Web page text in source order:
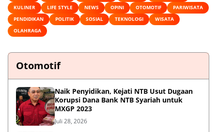
KULINER
LIFE STYLE NEWS OPINI OTOMOTIF
PARIWISATA
PENDIDIKAN
POLITIK SOSIAL TEKNOLOGI
WISATA
OLAHRAGA
Otomotif
Naik Penyidikan, Kejati NTB Usut Dugaan
Korupsi Dana Bank NTB Syariah untuk
MXGP 2023
Juli 28, 2026